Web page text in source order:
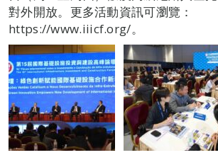
對外開放。更多活動資訊可瀏覽：
https://www.iiicf.org/。